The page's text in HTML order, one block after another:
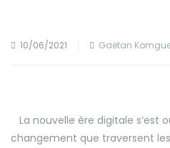
10/06/2021 Gaëtan
La nouvelle ère digitale s’est
changement que traversent